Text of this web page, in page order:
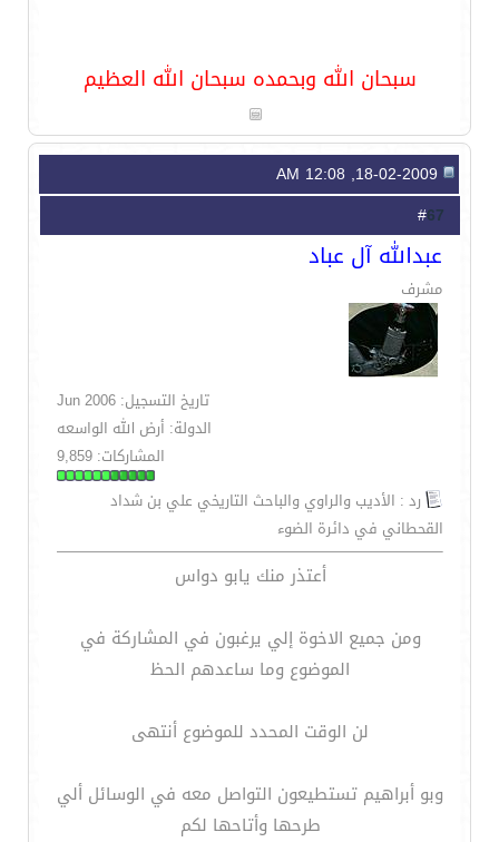
سبحان الله وبحمده سبحان الله العظيم
67
عبدالله آل عباد
مشرف
تاريخ التسجيل: Jun 2006
الدولة: أرض الله الواسعه
المشاركات: 9,859
رد : الأديب والراوي والباحث التاريخي علي بن شداد
القحطاني في دائرة الضوء
أعتذر منك يابو دواس
ومن جميع الاخوة إلي يرغبون في المشاركة في
الموضوع وما ساعدهم الحظ
لن الوقت المحدد للموضوع أنتهى
وبو أبراهيم تستطيعون التواصل معه في الوسائل ألي
طرحها وأتاحها لكم